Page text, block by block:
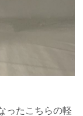
ったこちらの軽